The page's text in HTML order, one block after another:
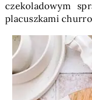
czekoladowym
placuszkami